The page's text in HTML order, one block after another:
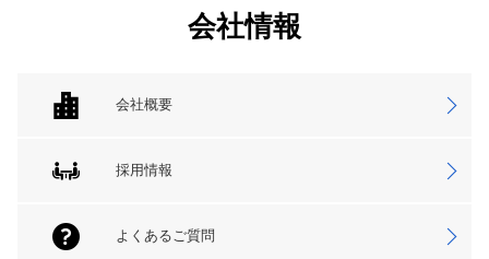
会社情報
会社概要
採用情報
よくあるご質問